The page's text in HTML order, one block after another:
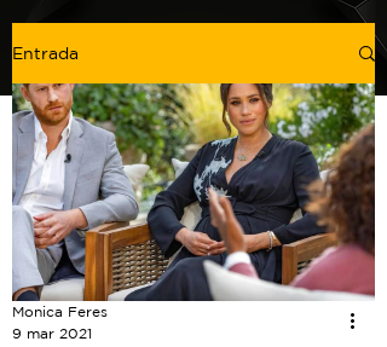
Entrada
Monica Feres
9 mar 2021